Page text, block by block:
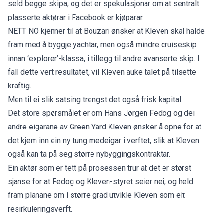
seld begge skipa, og det er spekulasjonar om at sentralt
plasserte aktørar i Facebook er kjøparar.
NETT NO kjenner til at Bouzari ønsker at Kleven skal halde
fram med å byggje yachtar, men også mindre cruiseskip
innan ‘explorer’-klassa, i tillegg til andre avanserte skip. I
fall dette vert resultatet, vil Kleven auke talet på tilsette
kraftig.
Men til ei slik satsing trengst det også frisk kapital.
Det store spørsmålet er om Hans Jørgen Fedog og dei
andre eigarane av Green Yard Kleven ønsker å opne for at
det kjem inn ein ny tung medeigar i verftet, slik at Kleven
også kan ta på seg større nybyggingskontraktar.
Ein aktør som er tett på prosessen trur at det er størst
sjanse for at Fedog og Kleven-styret seier nei, og held
fram planane om i større grad utvikle Kleven som eit
resirkuleringsverft.